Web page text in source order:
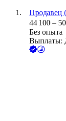
Продавец
44 100 –
Без опыта
Выплаты: